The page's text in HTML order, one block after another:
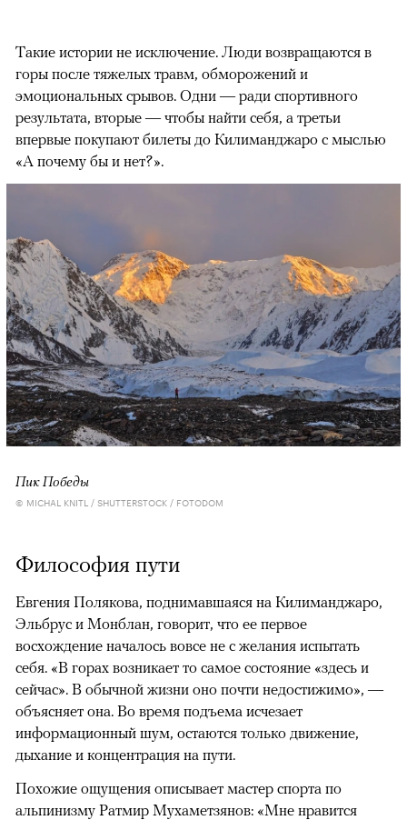
Такие истории не исключение. Люди возвращаются в
горы после тяжелых травм, обморожений и
эмоциональных срывов. Одни — ради спортивного
результата, вторые — чтобы найти себя, а третьи
впервые покупают билеты до Килиманджаро с мыслью
«А почему бы и нет?».
Пик Победы
© MICHAL KNITL / SHUTTERSTOCK / FOTODOM
Философия пути
Евгения Полякова, поднимавшаяся на Килиманджаро,
Эльбрус и Монблан, говорит, что ее первое
восхождение началось вовсе не с желания испытать
себя. «В горах возникает то самое состояние «здесь и
сейчас». В обычной жизни оно почти недостижимо», —
объясняет она. Во время подъема исчезает
информационный шум, остаются только движение,
дыхание и концентрация на пути.
Похожие ощущения описывает мастер спорта по
альпинизму Ратмир Мухаметзянов: «Мне нравится